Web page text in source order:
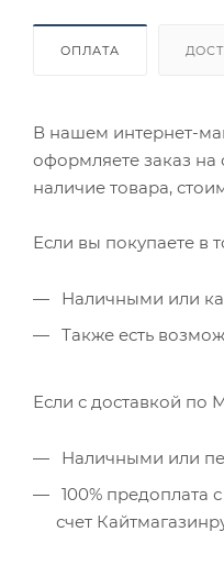
ОПЛАТА
В нашем интернет-
оформляете заказ на
наличие товара,
Если вы покупаете в
Наличными или
Также есть
Если с доставкой по
Наличными или
100% предоплата
счет